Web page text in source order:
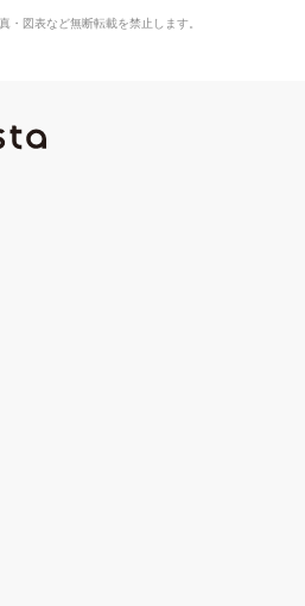
図表など無断転載を禁止します。